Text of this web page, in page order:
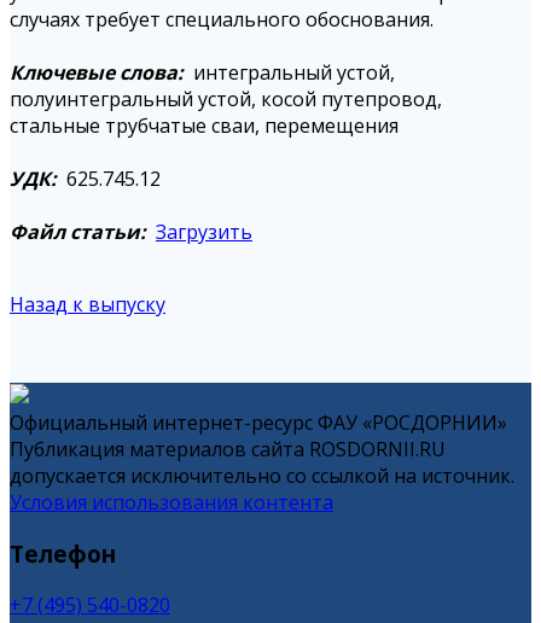
случаях требует специального обоснования.
Ключевые слова:интегральный устой,
полуинтегральный устой, косой путепровод,
стальные трубчатые сваи, перемещения
УДК:625.745.12
Файл статьи: Загрузить
Назад к выпуску
Официальный интернет-ресурс ФАУ «РОСДОРНИИ»
Публикация материалов сайта ROSDORNII.RU
допускается исключительно со ссылкой на источник.
Условия использования контента
Телефон
+7 (495) 540-0820